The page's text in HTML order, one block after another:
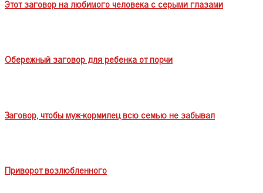
Этот заговор на любимого человека с серыми глазами
Обережный заговор для ребенка от порчи
Заговор, чтобы муж-кормилец всю семью не забывал
Приворот возлюбленного